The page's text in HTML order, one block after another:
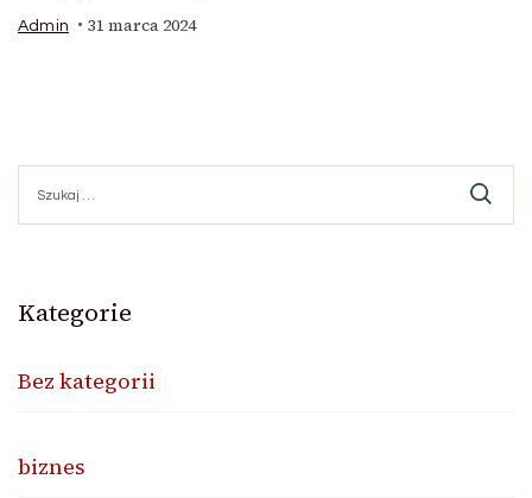
Admin 31 marca 2024
Kategorie
Bez kategorii
biznes